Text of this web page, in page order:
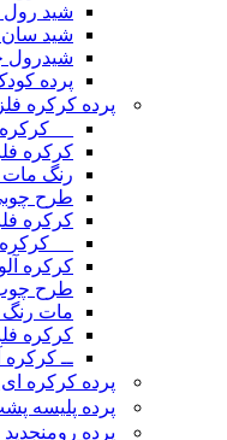
شید رول
شید سان
شیدرول
پرده
پرده کرکره
__ کرکره فلزی
کرکره فلزی
رنگ مات ۲۵.م.م
طرح چوبی
کرکره فلزی
__ کرکره فلزی
کرکره
طرح چوب
مات رنگ ۱۶.م.م
کرکره فلزی
ــ کرکره
پرده کرکره ای
پرده پلیسه
پرده رومنجدید